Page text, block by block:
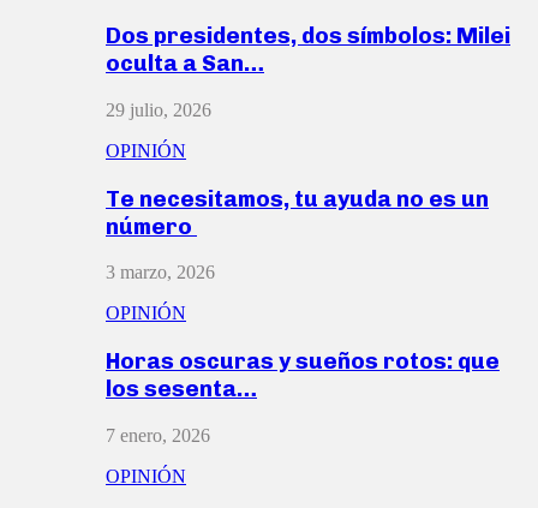
Dos presidentes, dos símbolos: Milei
oculta a San…
29 julio, 2026
OPINIÓN
Te necesitamos, tu ayuda no es un
número
3 marzo, 2026
OPINIÓN
Horas oscuras y sueños rotos: que
los sesenta…
7 enero, 2026
OPINIÓN